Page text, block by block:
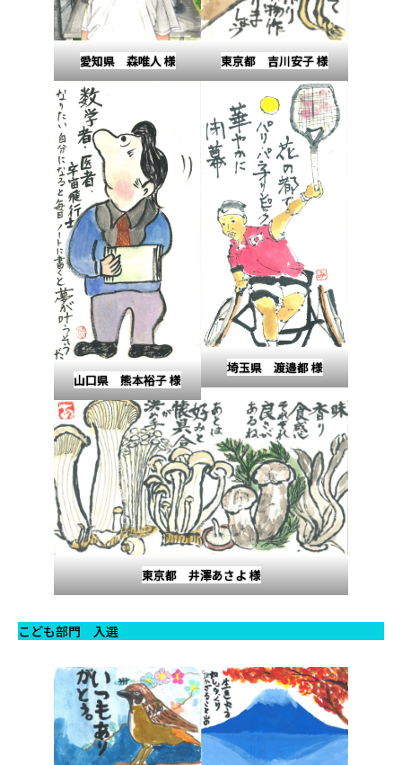
愛知県 森唯人 様 東京都 吉川安子 様
山口県 熊本裕子 様
埼玉県 渡邉都 様
東京都 井澤あさよ 様
こども部門 入選